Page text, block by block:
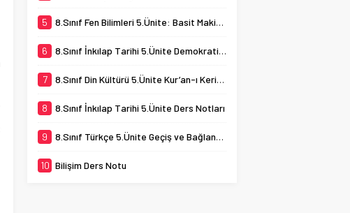
5 8.Sınıf Fen Bilimleri 5.Ünite: Basit Makineler
6 8.Sınıf İnkılap Tarihi 5.Ünite Demokratikleşme Çabaları
7 8.Sınıf Din Kültürü 5.Ünite Kur’an-ı Kerim ve Özellikleri
8 8.Sınıf İnkılap Tarihi 5.Ünite Ders Notları
9 8.Sınıf Türkçe 5.Ünite Geçiş ve Bağlantı İfadeleri
10 Bilişim Ders Notu